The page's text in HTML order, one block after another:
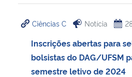
Gabinete de Segurança Institucional
Ciências C Notícia
Inscrições abertas para
bolsistas do DAG/UFSM
semestre letivo de 2024